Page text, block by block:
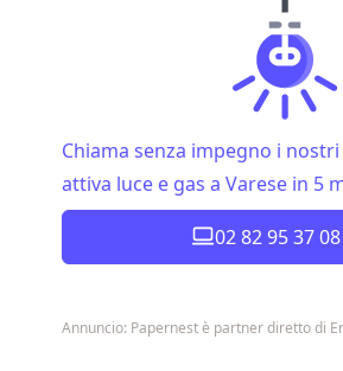
Chiama senza impegno i
attiva luce e gas a Varese in 5
02 82 95 37 08
Annuncio: Papernest è partner diretto di